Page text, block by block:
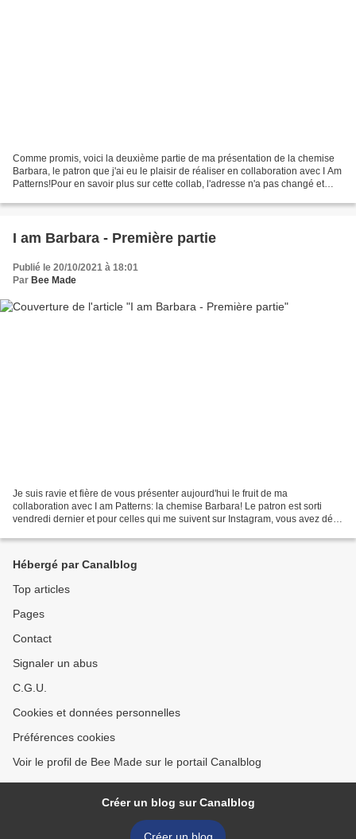
Comme promis, voici la deuxième partie de ma présentation de la chemise
Barbara, le patron que j'ai eu le plaisir de réaliser en collaboration avec I Am
Patterns!Pour en savoir plus sur cette collab, l'adresse n'a pas changé et
I am Barbara - Première partie
Publié le 20/10/2021 à 18:01
Par Bee Made
Je suis ravie et fière de vous présenter aujourd'hui le fruit de ma
collaboration avec I am Patterns: la chemise Barbara! Le patron est sorti
vendredi dernier et pour celles qui me suivent sur Instagram, vous avez déjà
Hébergé par Canalblog
Top articles
Pages
Contact
Signaler un abus
C.G.U.
Cookies et données personnelles
Préférences cookies
Voir le profil de Bee Made sur le portail Canalblog
Créer un blog sur Canalblog